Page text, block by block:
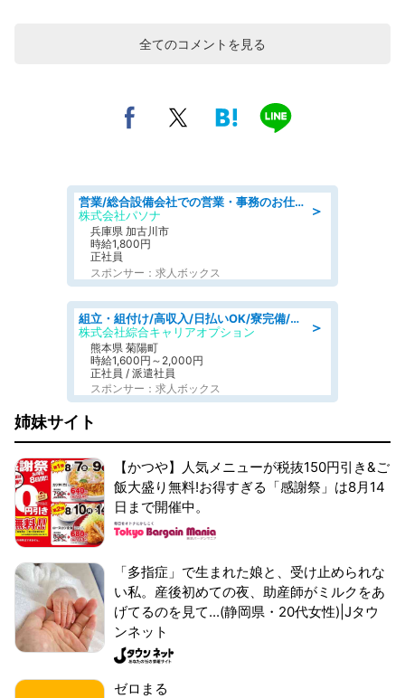
全てのコメントを見る
＞
営業/総合設備会社での営業・事務のお仕事/即日勤務可/車通勤可/営業/営業事務
株式会社パソナ
兵庫県 加古川市
時給1,800円
正社員
スポンサー：求人ボックス
＞
組立・組付け/高収入/日払いOK/寮完備/交替制/20・30・40代活躍中
株式会社綜合キャリアオプション
熊本県 菊陽町
時給1,600円～2,000円
正社員 / 派遣社員
スポンサー：求人ボックス
姉妹サイト
【かつや】人気メニューが税抜150円引き&ご
飯大盛り無料!お得すぎる「感謝祭」は8月14
日まで開催中。
「多指症」で生まれた娘と、受け止められな
い私。産後初めての夜、助産師がミルクをあ
げてるのを見て...(静岡県・20代女性)|Jタウ
ンネット
ゼロまる